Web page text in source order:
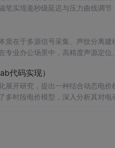
实现毫秒级延迟与压力曲线调节
形成不可替代性。本文聚焦
在于多源信号采集、声纹分离建
业办公场景中，高精度声源定位
式识别与离线可用性等硬指标。
代码实现）
开研究，提出一种结合动态电
时段电价模型，深入分析其对电
方面的有效性。研究进一步考虑